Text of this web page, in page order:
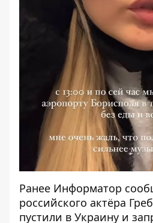
Ранее Информатор
российского актёра
пустили в Украину и